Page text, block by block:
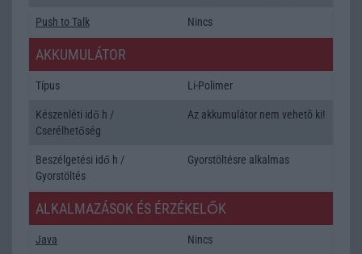
Push to Talk Nincs
AKKUMULÁTOR
Típus Li-Polimer
Készenléti idő h /
Cserélhetőség
Az akkumulátor nem vehetõ ki!
Beszélgetési idő h /
Gyorstöltés
Gyorstöltésre alkalmas
ALKALMAZÁSOK ÉS ÉRZÉKELŐK
Java Nincs